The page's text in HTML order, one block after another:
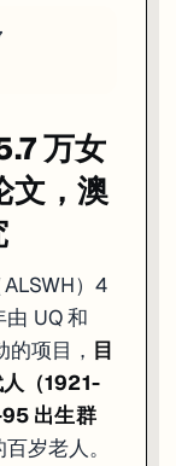
万女
文，澳
）4
UQ 和
项目， 目
（1921-
出生群
岁老人。